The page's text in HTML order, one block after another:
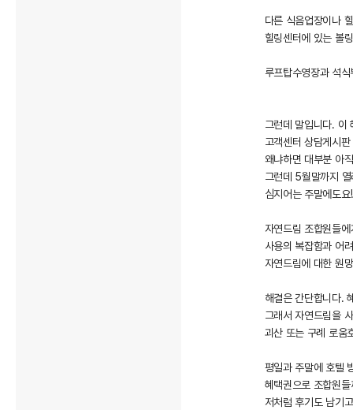
다른 식음업장이나
힐링센터에 있는 볼
루프탑수영장과 석
그런데 말입니다. 이
고객센터 상담게시
왜냐하면 대부분 아
그런데 5월말까지
심지어는 주말에도요!
자연드림 조합원들
사용의 복잡함과 어
자연드림에 대한 원
해결은 간단합니다.
그래서 자연드림을
괴산 또는 구례 로움
평일과 주말에 호텔
혜택권으로 조합원
저처럼 후기도 남기고